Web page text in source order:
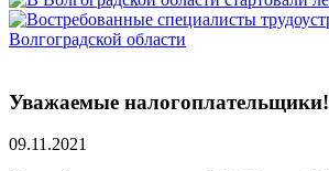
Волгоградской области
Уважаемые налогоплательщики!
09.11.2021